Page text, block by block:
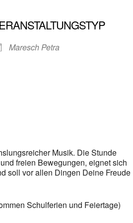
Maresch Petra
Musik. Die Stunde
freien Bewegungen, eignet sich
soll vor allen Dingen Deine Freude
Schulferien und Feiertage)